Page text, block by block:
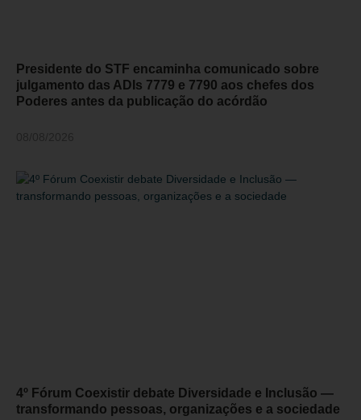
Presidente do STF encaminha comunicado sobre
julgamento das ADIs 7779 e 7790 aos chefes dos
Poderes antes da publicação do acórdão
4º Fórum Coexistir debate Diversidade e Inclusão —
transformando pessoas, organizações e a sociedade